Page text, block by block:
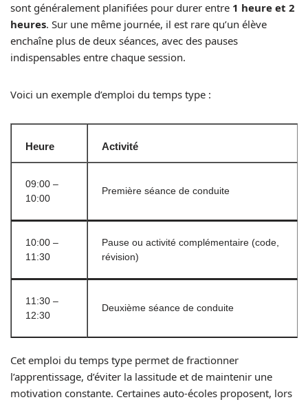
sont généralement planifiées pour durer entre 1 heure et 2
heures. Sur une même journée, il est rare qu’un élève
enchaîne plus de deux séances, avec des pauses
indispensables entre chaque session.
Voici un exemple d’emploi du temps type :
Heure Activité
09:00 –
10:00
Première séance de conduite
10:00 –
11:30
Pause ou activité complémentaire (code,
révision)
11:30 –
12:30
Deuxième séance de conduite
Cet emploi du temps type permet de fractionner
l’apprentissage, d’éviter la lassitude et de maintenir une
motivation constante. Certaines auto-écoles proposent, lors